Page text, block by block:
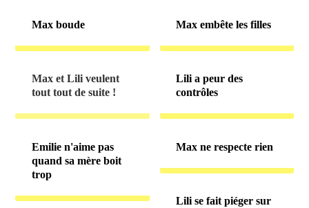
Max boude Max embête les filles
Max et Lili veulent
tout tout de suite !
Lili a peur des
contrôles
Emilie n'aime pas
quand sa mère boit
trop
Max ne respecte rien
Lili se fait piéger sur